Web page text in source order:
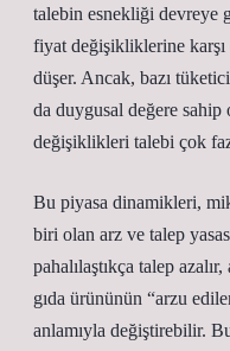
talebin esnekliği devreye
fiyat değişikliklerine karşı
düşer. Ancak, bazı
da duygusal değere
değişiklikleri talebi çok
Bu piyasa dinamikleri,
biri olan arz ve talep
pahalılaştıkça talep
gıda ürününün “arzu
anlamıyla değiştirebilir.